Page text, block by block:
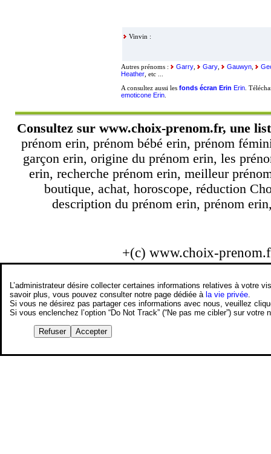
Vinvin :
Autres prénoms : Garry, Gary, Gauwyn,
Heather, etc ...
A consultez aussi les fonds écran Erin Erin.
emoticone Erin.
Consultez sur www.choix-prenom.fr, une
prénom erin, prénom bébé erin, prénom
garçon erin, origine du prénom erin, les
erin, recherche prénom erin, meilleur
boutique, achat, horoscope, réduction
description du prénom erin, prénom
+(c) www.choix-
L’administrateur désire collecter certaines informations relatives à votre
savoir plus, vous pouvez consulter notre page dédiée àla vie privée
Si vous ne désirez pas partager ces informations avec nous, veuillez
Si vous enclenchez l’option “Do Not Track” (“Ne pas me cibler”) sur
Refuser Accepter